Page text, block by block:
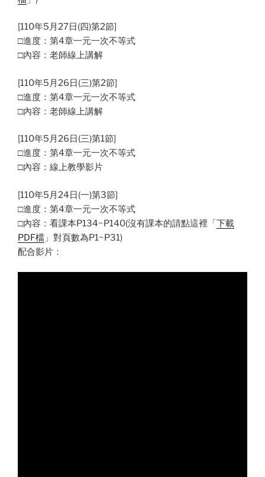
[110年5月27日(四)第2節]
□進度：第4章一元一次不等式
□內容：老師線上講解
[110年5月26日(三)第2節]
□進度：第4章一元一次不等式
□內容：老師線上講解
[110年5月26日(三)第1節]
□進度：第4章一元一次不等式
□內容：線上教學影片
[110年5月24日(一)第3節]
□進度：第4章一元一次不等式
□內容：看課本P134~P140(沒有課本的請點這裡「下載
PDF檔 」對頁數為P1~P31)
配合影片：